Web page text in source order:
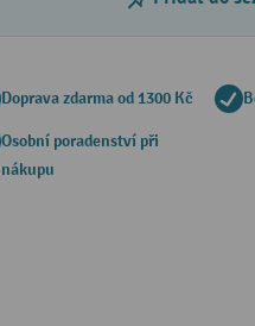
Doprava zdarma od 1300 Kč
Osobní poradenství při
nákupu